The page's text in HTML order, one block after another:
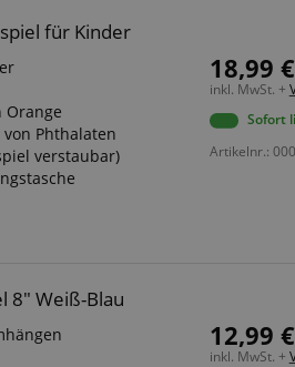
für Kinder
Orange
Phthalaten
verstaubar)
18,99 €
inkl. MwSt. +
Sofort
Artikelnr.:
8" Weiß-Blau
12,99 €
inkl. MwSt. +